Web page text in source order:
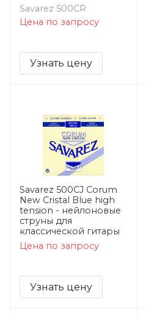
Savarez 500CR
Цена по запросу
Узнать цену
Savarez 500CJ Corum
New Cristal Blue high
tension - нейлоновые
струны для
классической гитары
Цена по запросу
Узнать цену